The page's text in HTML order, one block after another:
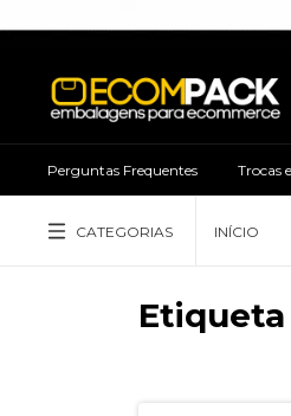
Perguntas Frequentes Trocas
CATEGORIAS INÍCIO